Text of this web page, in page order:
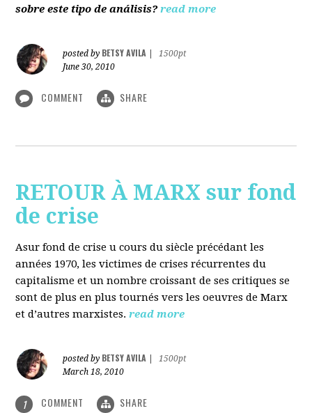
sobre este tipo de análisis? read more
posted by BETSY AVILA
1500pt
June 30, 2010
COMMENT SHARE
RETOUR À MARX sur fond
de crise
Asur fond de crise u cours du siècle précédant les
années 1970, les victimes de crises récurrentes du
capitalisme et un nombre croissant de ses critiques se
sont de plus en plus tournés vers les oeuvres de Marx
et d’autres marxistes. read more
posted by BETSY AVILA
1500pt
March 18, 2010
1 COMMENT SHARE